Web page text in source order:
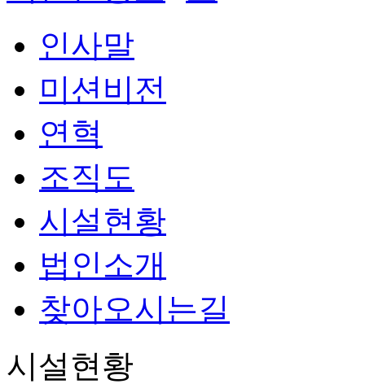
인사말
미션비전
연혁
조직도
시설현황
법인소개
찾아오시는길
시설현황